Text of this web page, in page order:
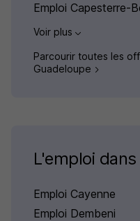
Emploi Capesterre-
Voir plus
Parcourir toutes les
Guadeloupe
L'emploi
Emploi Cayenne
Emploi Dembeni